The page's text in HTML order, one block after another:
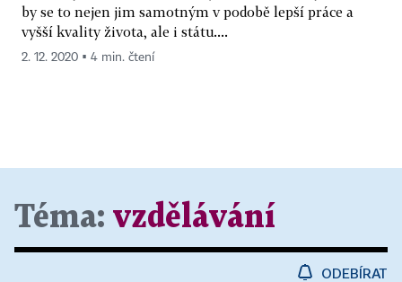
by se to nejen jim samotným v podobě lepší práce a
vyšší kvality života, ale i státu....
2. 12. 2020 ▪ 4 min. čtení
Téma: vzdělávání
ODEBÍRAT